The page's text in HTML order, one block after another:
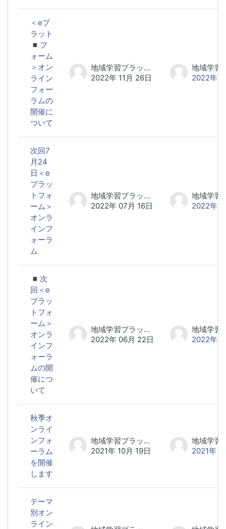
＜eプ
ラット
◾️フ
ォーム
＞オン
ライン
フォー
ラムの
開催に
ついて
地域学習プラットフォーム研究会 事務局
2022年 11月 26日
2022年
次回7
月24
日＜e
プラッ
トフォ
ーム＞
オンラ
インフ
ォーラ
ム
地域学習プラットフォーム研究会 事務局
2022年 07月 16日
2022年
◾️次
回＜e
プラッ
トフォ
ーム＞
オンラ
インフ
ォーラ
ムの開
催につ
いて
地域学習プラットフォーム研究会 事務局
2022年 06月 22日
2022年
秋季オ
ンライ
ンフォ
ーラム
を開催
します
地域学習プラットフォーム研究会 事務局
2021年 10月 19日
2021年
テーマ
別オン
ライン